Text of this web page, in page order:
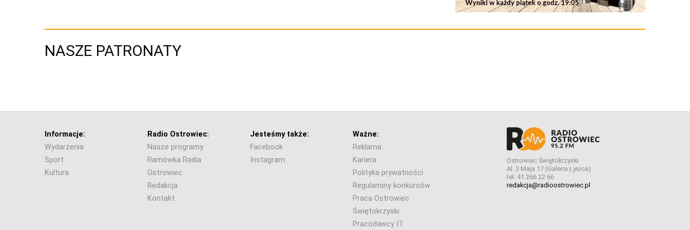
NASZE PATRONATY
Informacje:
Wydarzenia
Sport
Kultura
Radio Ostrowiec:
Nasze programy
Ramówka Radia
Ostrowiec
Redakcja
Kontakt
Jesteśmy także:
Facebook
Instagram
Ważne:
Reklama
Kariera
Polityka prywatności
Regulaminy konkursów
Praca Ostrowiec
Świętokrzyski
Pracodawcy IT
Ostrowiec Świętokrzyski
Al. 3 Maja 17 (Galeria Łysica)
tel. 41 266 22 66
redakcja@radioostrowiec.pl